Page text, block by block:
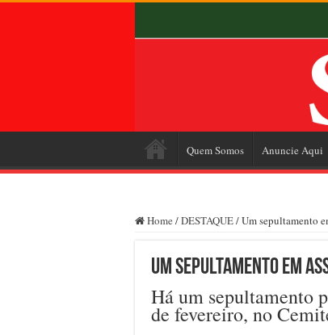
Quem Somos Anuncie Aqui
Home /DESTAQUE/Um sepultamento
Um sepultamento em
Há um sepultamento
de fevereiro, no